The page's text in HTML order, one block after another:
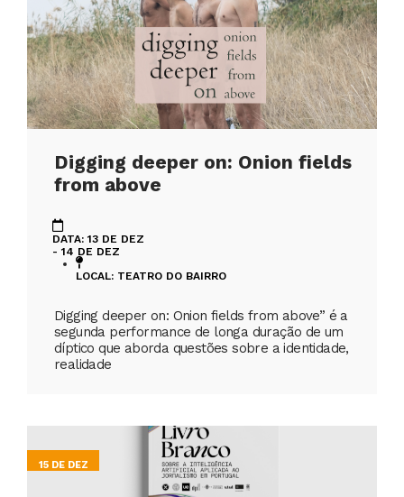
Digging deeper on: Onion fields
from above
DATA: 13 DE DEZ
- 14 DE DEZ
LOCAL: TEATRO DO BAIRRO
Digging deeper on: Onion fields from above” é a
segunda performance de longa duração de um
díptico que aborda questões sobre a identidade,
realidade
15 DE DEZ